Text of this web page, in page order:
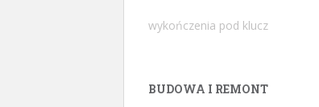
wykończenia pod klucz
BUDOWA I REMONT